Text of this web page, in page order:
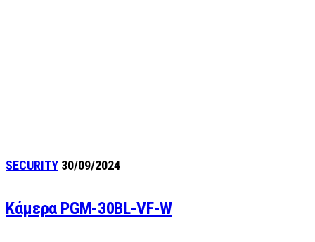
SECURITY 30/09/2024
Κάμερα PGM-30BL-VF-W